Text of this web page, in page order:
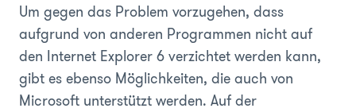
Um gegen das Problem vorzugehen, dass
aufgrund von anderen Programmen nicht auf
den Internet Explorer 6 verzichtet werden kann,
gibt es ebenso Möglichkeiten, die auch von
Microsoft unterstützt werden. Auf der